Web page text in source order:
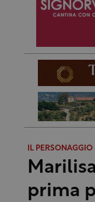
IL PERSONAGGIO
prima